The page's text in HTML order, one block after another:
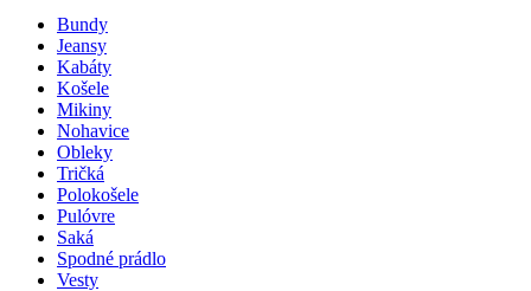
Bundy
Jeansy
Kabáty
Košele
Mikiny
Nohavice
Obleky
Tričká
Polokošele
Pulóvre
Saká
Spodné prádlo
Vesty